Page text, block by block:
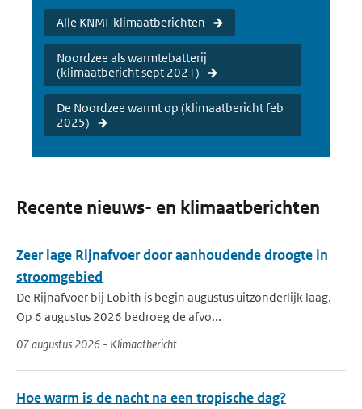
Alle KNMI-klimaatberichten
Noordzee als warmtebatterij
(klimaatbericht sept 2021)
De Noordzee warmt op (klimaatbericht feb
2025)
Recente nieuws- en klimaatberichten
Zeer lage Rijnafvoer door aanhoudende droogte in
stroomgebied
De Rijnafvoer bij Lobith is begin augustus uitzonderlijk laag.
Op 6 augustus 2026 bedroeg de afvo...
07 augustus 2026 - Klimaatbericht
Hoe warm is de nacht na een tropische dag?